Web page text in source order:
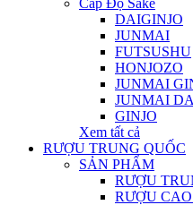
Cấp Độ Sake
DAIGINJO
JUNMAI
FUTSUSHU
HONJOZO
JUNMAI
JUNMAI
GINJO
Xem tất cả
RƯỢU TRUNG QUỐC
SẢN PHẨM
RƯỢU
RƯỢU